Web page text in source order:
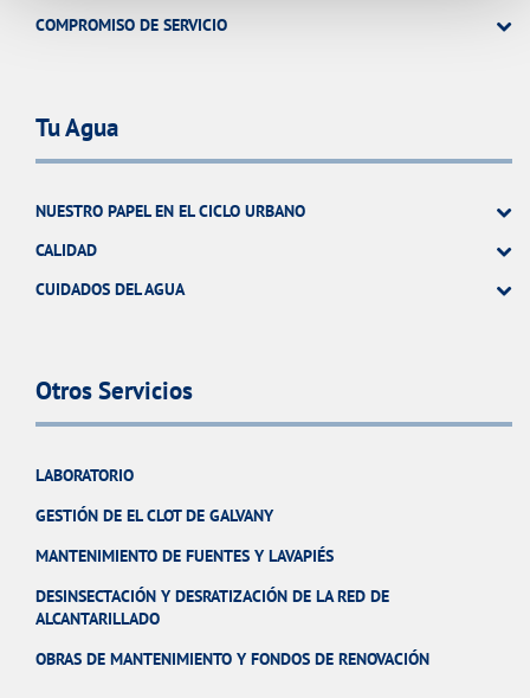
COMPROMISO DE SERVICIO
Tu Agua
NUESTRO PAPEL EN EL CICLO URBANO
CALIDAD
CUIDADOS DEL AGUA
Otros Servicios
LABORATORIO
GESTIÓN DE EL CLOT DE GALVANY
MANTENIMIENTO DE FUENTES Y LAVAPIÉS
DESINSECTACIÓN Y DESRATIZACIÓN DE LA RED DE
ALCANTARILLADO
OBRAS DE MANTENIMIENTO Y FONDOS DE RENOVACIÓN